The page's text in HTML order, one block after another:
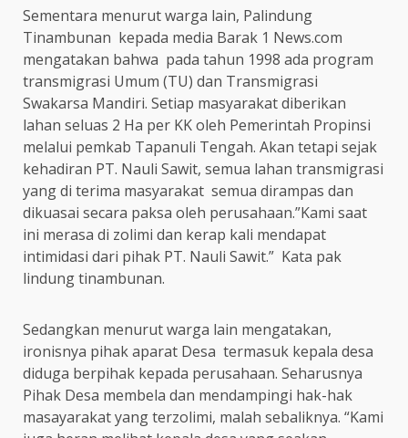
Sementara menurut warga lain, Palindung
Tinambunan kepada media Barak 1 News.com
mengatakan bahwa pada tahun 1998 ada program
transmigrasi Umum (TU) dan Transmigrasi
Swakarsa Mandiri. Setiap masyarakat diberikan
lahan seluas 2 Ha per KK oleh Pemerintah Propinsi
melalui pemkab Tapanuli Tengah. Akan tetapi sejak
kehadiran PT. Nauli Sawit, semua lahan transmigrasi
yang di terima masyarakat semua dirampas dan
dikuasai secara paksa oleh perusahaan.”Kami saat
ini merasa di zolimi dan kerap kali mendapat
intimidasi dari pihak PT. Nauli Sawit.” Kata pak
lindung tinambunan.
Sedangkan menurut warga lain mengatakan,
ironisnya pihak aparat Desa termasuk kepala desa
diduga berpihak kepada perusahaan. Seharusnya
Pihak Desa membela dan mendampingi hak-hak
masayarakat yang terzolimi, malah sebaliknya. “Kami